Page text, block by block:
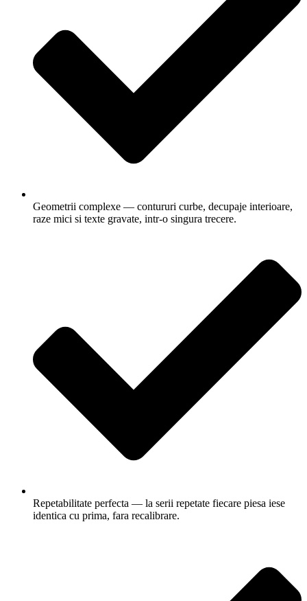
Geometrii complexe — contururi curbe, decupaje interioare,
raze mici si texte gravate, intr-o singura trecere.
Repetabilitate perfecta — la serii repetate fiecare piesa iese
identica cu prima, fara recalibrare.